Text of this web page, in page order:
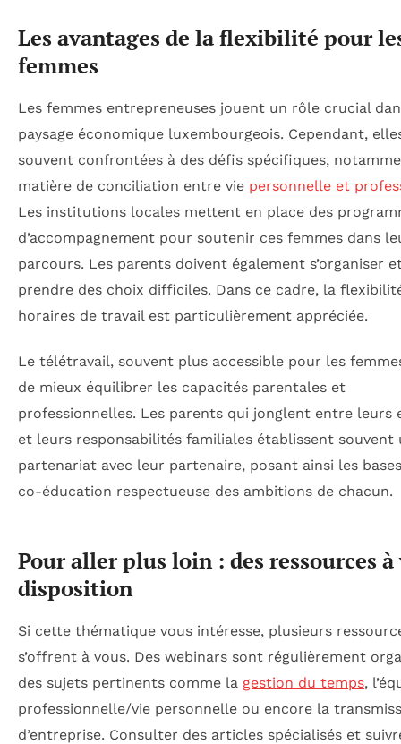
Les avantages de la flexibilité pour
femmes
Les femmes entrepreneuses jouent un rôle crucial
paysage économique luxembourgeois. Cependant,
souvent confrontées à des défis spécifiques,
matière de conciliation entre vie personnelle et
Les institutions locales mettent en place des
d’accompagnement pour soutenir ces femmes dans
parcours. Les parents doivent également s’organiser
prendre des choix difficiles. Dans ce cadre, la
horaires de travail est particulièrement appréciée.
Le télétravail, souvent plus accessible pour les
de mieux équilibrer les capacités parentales et
professionnelles. Les parents qui jonglent entre leurs
et leurs responsabilités familiales établissent souvent
partenariat avec leur partenaire, posant ainsi les bases
co-éducation respectueuse des ambitions de chacun.
Pour aller plus loin : des ressources
disposition
Si cette thématique vous intéresse, plusieurs
s’offrent à vous. Des webinars sont régulièrement
des sujets pertinents comme la gestion du temps,
professionnelle/vie personnelle ou encore la
d’entreprise. Consulter des articles spécialisés et